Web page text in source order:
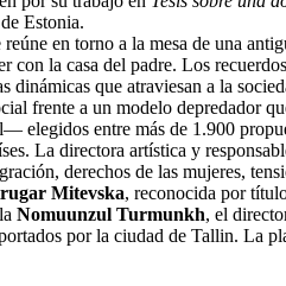
Estonia.
en torno a la mesa de una
la casa del padre. Los
que atraviesan a la
frente a un modelo depredador
entre más de 1.900
La directora artística y
derechos de las mujeres,
Mitevska, reconocida por
Nomuunzul Turmunkh, el
por la ciudad de Tallin.